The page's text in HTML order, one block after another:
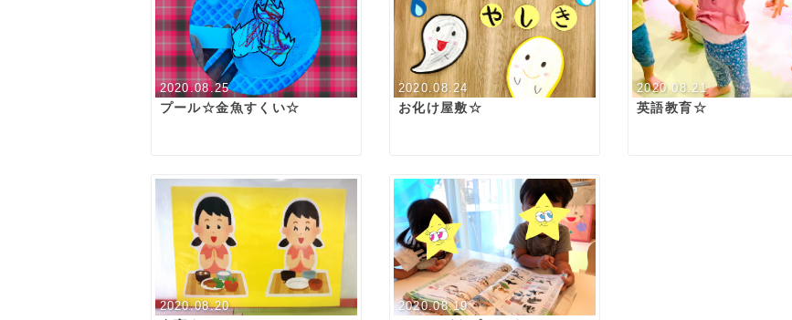
2020.08.25
プール☆金魚すくい☆
2020.08.24
お化け屋敷☆
2020.08.21
英語教育☆
2020.08.20 2020.08.19